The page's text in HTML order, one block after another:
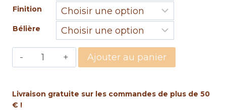
Finition
Bélière
quantité
grossesse
Ajouter au panier
Livraison gratuite sur les commandes de plus de 50
€ !